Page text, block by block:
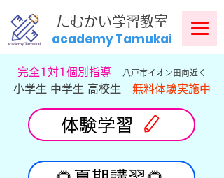
​たむかい学習教室
academy Tamukai
​完全1対1個別指導 八戸市イオン田向近く
小学生 中学生 高校生 無料体験実施中
体験学習